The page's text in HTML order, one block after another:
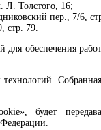
Л. Толстого, 16;
пер., 7/6,
стр. 79.
обеспечения
технологий.
будет